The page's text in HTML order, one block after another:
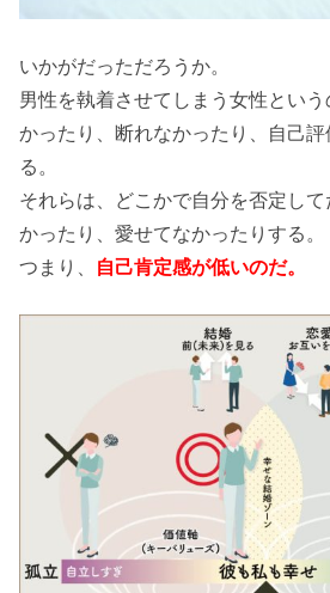
いかがだっただろうか。
男性を執着させてしまう女性とい
かったり、断れなかったり、自己
る。
それらは、どこかで自分を否定し
かったり、愛せてなかったりする。
つまり、 自己肯定感が低いのだ。